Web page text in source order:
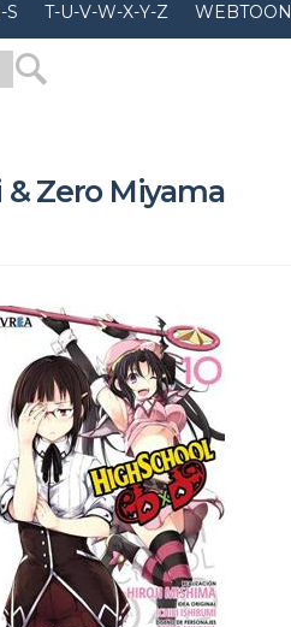
S T-U-V-W-X-Y-Z WEBTOON
Zero Miyama